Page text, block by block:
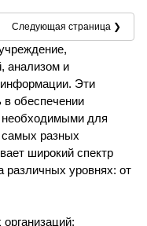
Следующая страница ❯
анализом и
информации. Эти
в обеспечении
для
разных
широкий спектр
различных уровнях: от